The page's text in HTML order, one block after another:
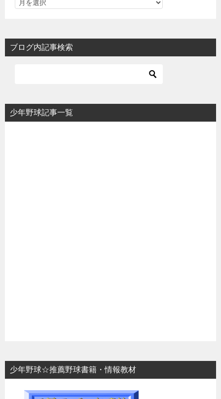
ブログ内記事検索
少年野球記事一覧
少年野球☆推薦野球書籍・情報教材